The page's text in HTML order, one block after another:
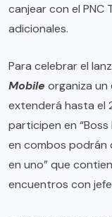
canjear con el PNC
adicionales.
Para celebrar el
Mobile organiza
extenderá hasta el
participen en
en combos podrán
en uno” que
encuentros con